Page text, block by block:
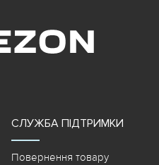
СЛУЖБА ПІДТРИМКИ
Повернення товару